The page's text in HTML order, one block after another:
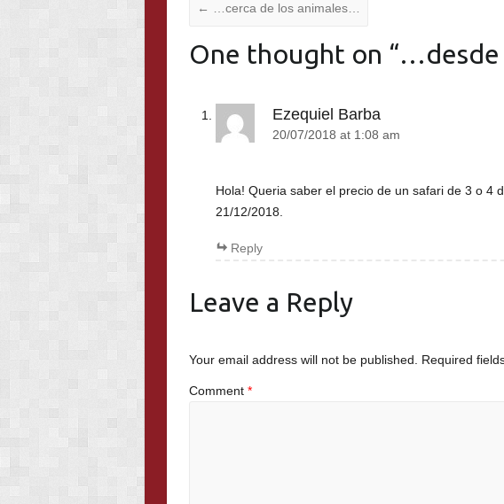
← …cerca de los animales…
One thought on “…desde
Ezequiel Barba
20/07/2018 at 1:08 am
Hola! Queria saber el precio de un safari de 3 o 4
21/12/2018.
Reply
Leave a Reply
Your email address will not be published. Required
Comment *